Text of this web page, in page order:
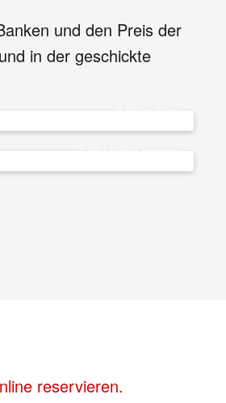
und den Preis der
in der geschickte
reservieren.